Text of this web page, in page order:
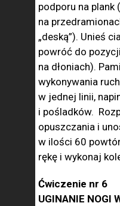
podporu na plank
na
„deską”). Unieś
powróć do
na dłoniach).
wykonywania
w jednej linii,
i pośladków.
opuszczania i
w ilości 60
rękę i wykonaj
Ćwiczenie nr 6
UGINANIE NOGI